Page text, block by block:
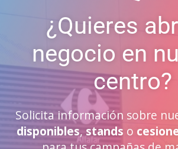
¿Quieres
negocio en
centro?
Solicita información sobre
disponibles, stands o